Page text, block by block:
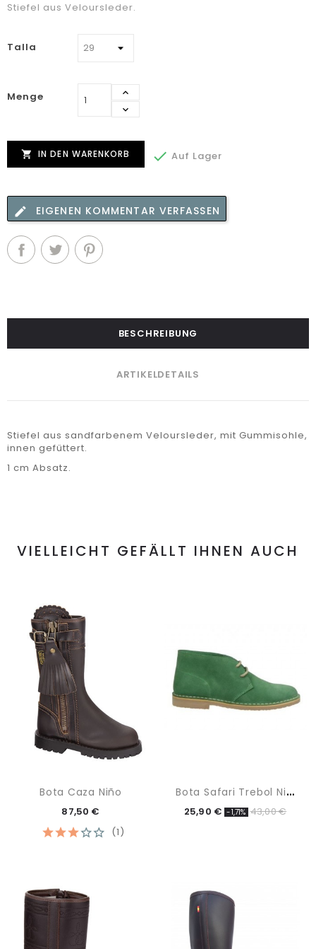
Stiefel aus Veloursleder.
Talla
Menge
 IN DEN WARENKORB  Auf Lager
EIGENEN KOMMENTAR VERFASSEN
BESCHREIBUNG
ARTIKELDETAILS
Stiefel aus sandfarbenem Veloursleder, mit Gummisohle,
innen gefüttert.
1 cm Absatz.
VIELLEICHT GEFÄLLT IHNEN AUCH
(1)
Bota Caza Niño
87,50 €
B
Ota Safari Trebol Niño
25,90 € -1,71% 43,00 €